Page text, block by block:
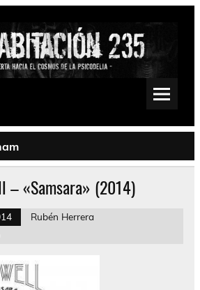
Doom, Sludge, Fuzz, Space, Drone
– «Samsara» (2014)
Rubén Herrera